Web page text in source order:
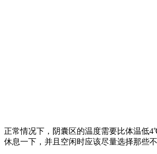
正常情况下，阴囊区的温度需要比体温低
休息一下，并且空闲时应该尽量选择那些